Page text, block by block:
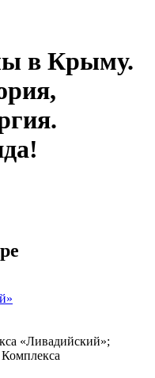
в Крыму.
«Ливадийский»;